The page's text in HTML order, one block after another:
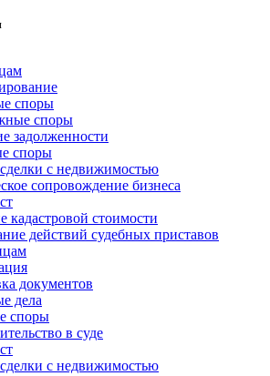
споры
споры
задолженности
споры
с недвижимостью
сопровождение бизнеса
кадастровой стоимости
действий судебных приставов
документов
дела
споры
в суде
с недвижимостью